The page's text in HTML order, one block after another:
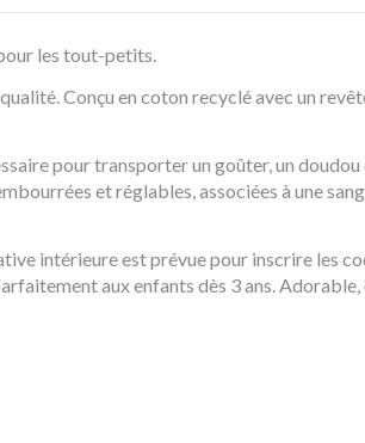
les tout-petits.
Conçu en coton recyclé avec un
pour transporter un goûter, un doudou
et réglables, associées à une
intérieure est prévue pour inscrire les
aux enfants dès 3 ans.